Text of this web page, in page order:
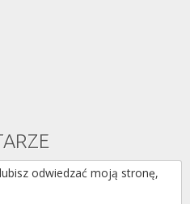
odwiedzać moją stronę,